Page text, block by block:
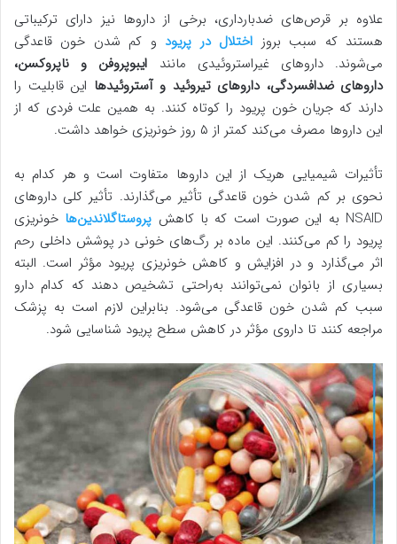
علاوه بر قرص‌های ضدبارداری، برخی از داروها نیز دارای ترکیباتی
هستند که سبب بروز اختلال در پریود و کم شدن خون قاعدگی
می‌شوند. داروهای غیراستروئیدی مانند ایبوپروفن و ناپروکسن،
داروهای ضدافسردگی، داروهای تیروئید و آستروئیدها این قابلیت را
دارند که جریان خون پریود را کوتاه کنند. به همین علت فردی که از
این داروها مصرف می‌کند کمتر از ۵ روز خونریزی خواهد داشت.
تأثیرات شیمیایی هریک از این داروها متفاوت است و هر کدام به
نحوی بر کم شدن خون قاعدگی تأثیر می‌گذارند. تأثیر کلی داروهای
NSAID به این صورت است که با کاهش
پروستاگلاندین‌ها خونریزی
پریود را کم می‌کنند. این ماده بر رگ‌های خونی در پوشش داخلی رحم
اثر می‌گذارد و در افزایش و کاهش خونریزی پریود مؤثر است. البته
بسیاری از بانوان نمی‌توانند به‌راحتی تشخیص دهند که کدام دارو
سبب کم شدن خون قاعدگی می‌شود. بنابراین لازم است به پزشک
مراجعه کنند تا داروی مؤثر در کاهش سطح پریود شناسایی شود.